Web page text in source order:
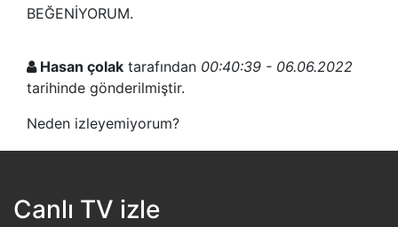
BEĞENİYORUM.
Hasan çolak tarafından 00:40:39 - 06.06.2022
tarihinde gönderilmiştir.
Neden izleyemiyorum?
Canlı TV izle